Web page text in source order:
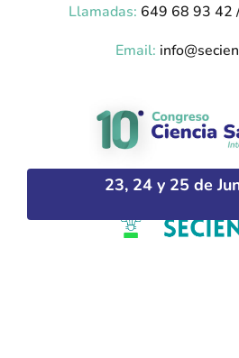
Llamadas: 649 68 93 42
Email:
23, 24 y 25 de